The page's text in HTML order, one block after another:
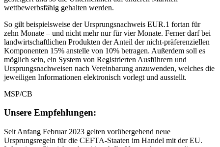
wettbewerbsfähig gehalten werden.
So gilt beispielsweise der Ursprungsnachweis EUR.1 fortan für
zehn Monate – und nicht mehr nur für vier Monate. Ferner darf bei
landwirtschaftlichen Produkten der Anteil der nicht-präferenziellen
Komponenten 15% anstelle von 10% betragen. Außerdem soll es
möglich sein, ein System von Registrierten Ausführern und
Ursprungsnachweisen nach Vereinbarung anzuwenden, welches die
jeweiligen Informationen elektronisch vorlegt und ausstellt.
MSP/CB
Unsere Empfehlungen:
Seit Anfang Februar 2023 gelten vorübergehend neue
Ursprungsregeln für die CEFTA-Staaten im Handel mit der EU.